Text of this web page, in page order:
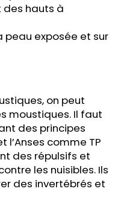
des hauts à
peau exposée et sur
on peut
moustiques. Il faut
des principes
l’Anses comme TP
des répulsifs et
les nuisibles. Ils
des invertébrés et